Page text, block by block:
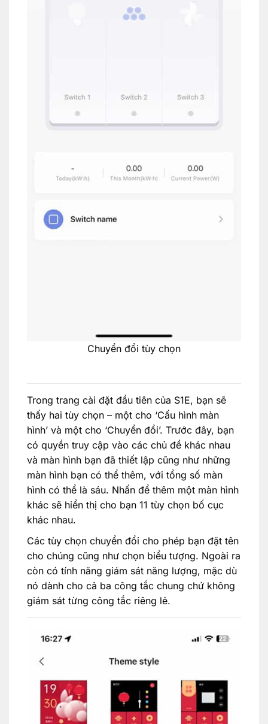
Chuyển đổi tùy chọn
Trong trang cài đặt đầu tiên của S1E, bạn sẽ
thấy hai tùy chọn – một cho ‘Cấu hình màn
hình’ và một cho ‘Chuyển đổi’. Trước đây, bạn
có quyền truy cập vào các chủ đề khác nhau
và màn hình bạn đã thiết lập cũng như những
màn hình bạn có thể thêm, với tổng số màn
hình có thể là sáu. Nhấn để thêm một màn hình
khác sẽ hiển thị cho bạn 11 tùy chọn bố cục
khác nhau.
Các tùy chọn chuyển đổi cho phép bạn đặt tên
cho chúng cũng như chọn biểu tượng. Ngoài ra
còn có tính năng giám sát năng lượng, mặc dù
nó dành cho cả ba công tắc chung chứ không
giám sát từng công tắc riêng lẻ.